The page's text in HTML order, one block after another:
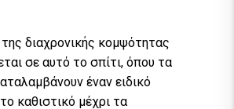
διαχρονικής κομψότητας
σε αυτό το σπίτι, όπου τα
έναν ειδικό
καθιστικό μέχρι τα